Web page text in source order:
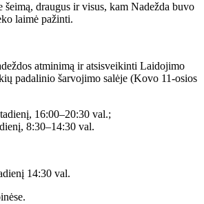
draugus ir visus, kam Nadežda buvo
laimė pažinti.
atminimą ir atsisveikinti Laidojimo
padalinio šarvojimo salėje (Kovo 11-osios
16:00–20:30 val.;
8:30–14:30 val.
14:30 val.